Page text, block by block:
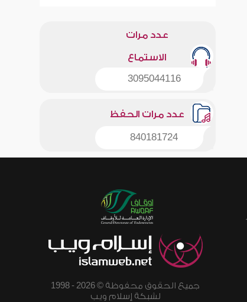
عدد مرات
الاستماع
3095044116
عدد مرات الحفظ
840181724
جميع الحقوق محفوظة © 2026 - 1998
لشبكة إسلام ويب